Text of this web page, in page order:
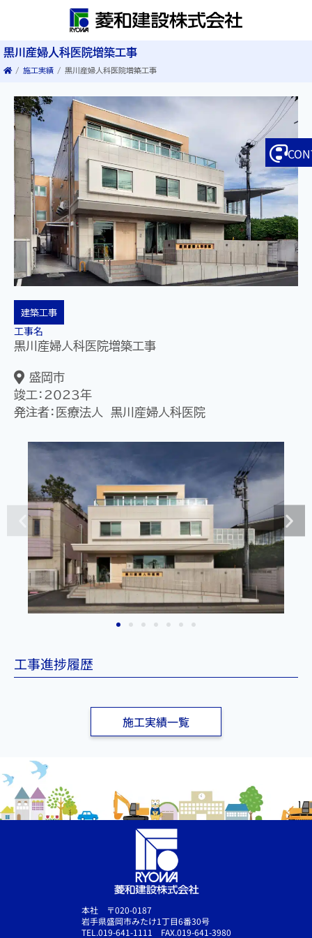
黒川産婦人科医院増築工事
/ 施工実績 / 黒川産婦人科医院増築工事
建築工事
工事名
黒川産婦人科医院増築工事
盛岡市
竣工：2023年
発注者：医療法人 黒川産婦人科医院
工事進捗履歴
施工実績一覧
本社 〒020-0187
岩手県盛岡市みたけ1丁目6番30号
TEL.019-641-1111 FAX.019-641-3980